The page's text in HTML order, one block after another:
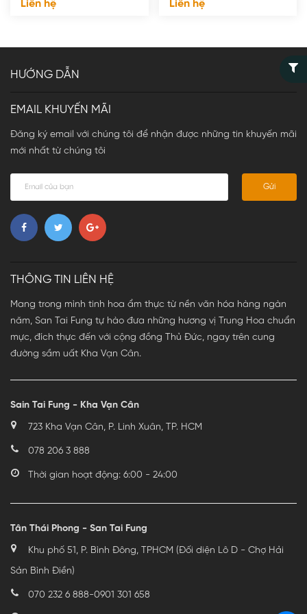
Spumante Bianco,
Liên hệ
Charles Mignon,
Reserve, France
Liên hệ
HƯỚNG DẪN
EMAIL KHUYẾN MÃI
Đăng ký email với chúng tôi để nhận được những tin khuyến mãi
mới nhất từ chúng tôi
Gửi
THÔNG TIN LIÊN HỆ
Mang trong mình tinh hoa ẩm thực từ nền văn hóa hàng ngàn
năm, San Tai Fung tự hào đưa những hương vị Trung Hoa chuẩn
mực, đích thực đến với cộng đồng Thủ Đức, ngay trên cung
đường sầm uất Kha Vạn Cân.
Sain Tai Fung - Kha Vạn Cân
723 Kha Vạn Cân, P. Linh Xuân, TP. HCM
078 206 3 888
Thời gian hoạt động: 6:00 - 24:00
Tân Thái Phong - San Tai Fung
Khu phố 51, P. Bình Đông, TPHCM (Đối diện Lô D - Chợ Hải
Sản Bình Điền)
070 232 6 888-0901 301 658